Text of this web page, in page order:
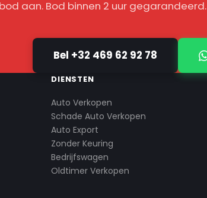
aan. Bod binnen 2 uur gegarandeerd.
Bel +32 469 62 92 78
DIENSTEN
Auto Verkopen
Schade Auto Verkopen
Auto Export
Zonder Keuring
Bedrijfswagen
Oldtimer Verkopen